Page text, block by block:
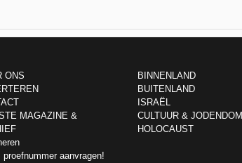
ONS
MAGAZINE &
proefnummer aanvragen!
BINNENLAND
BUITENLAND
ISRAËL
CULTUUR & JODENDOM
HOLOCAUST